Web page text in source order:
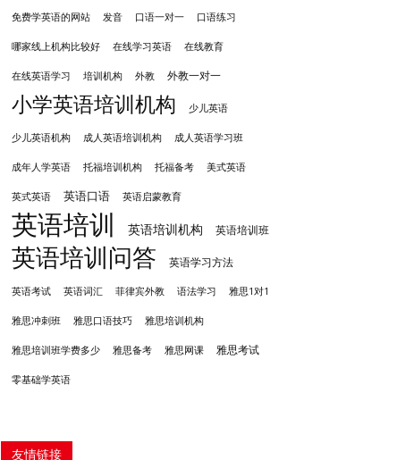
免费学英语的网站 发音 口语一对一 口语练习
哪家线上机构比较好 在线学习英语 在线教育
在线英语学习 培训机构 外教 外教一对一
小学英语培训机构 少儿英语
少儿英语机构 成人英语培训机构 成人英语学习班
成年人学英语 托福培训机构 托福备考 美式英语
英式英语 英语口语 英语启蒙教育
英语培训 英语培训机构 英语培训班
英语培训问答 英语学习方法
英语考试 英语词汇 菲律宾外教 语法学习 雅思1对1
雅思冲刺班 雅思口语技巧 雅思培训机构
雅思培训班学费多少 雅思备考 雅思网课 雅思考试
零基础学英语
友情链接